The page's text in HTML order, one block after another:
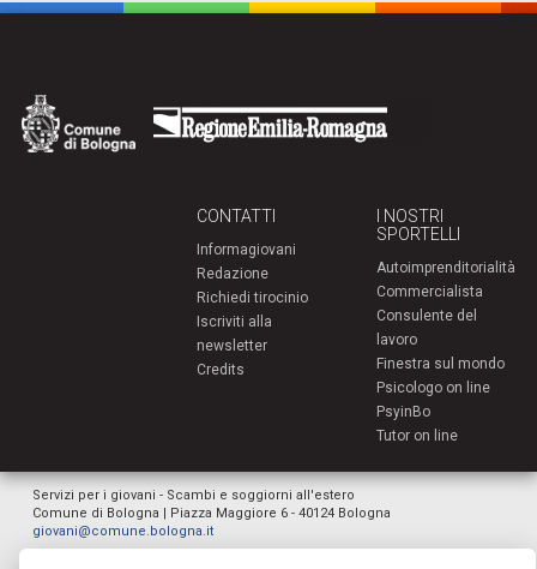
CONTATTI
Informagiovani
Redazione
Richiedi tirocinio
Iscriviti alla
newsletter
Credits
I NOSTRI
SPORTELLI
Autoimprenditorialità
Commercialista
Consulente del
lavoro
Finestra sul mondo
Psicologo on line
PsyinBo
Tutor on line
Servizi per i giovani - Scambi e soggiorni all'estero
Comune di Bologna | Piazza Maggiore 6 - 40124 Bologna
giovani@comune.bologna.it